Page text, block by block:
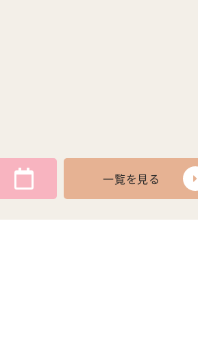
一覧を見る